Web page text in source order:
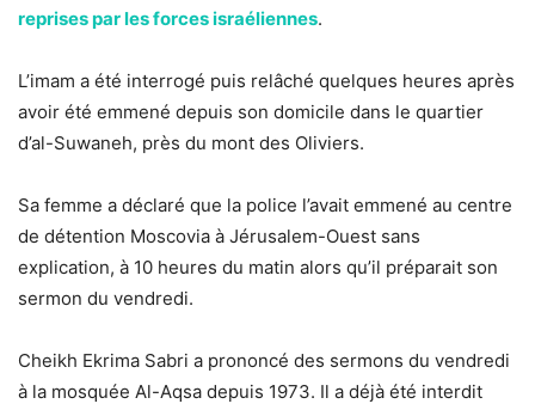
reprises par les forces israéliennes.
L’imam a été interrogé puis relâché quelques heures après
avoir été emmené depuis son domicile dans le quartier
d’al-Suwaneh, près du mont des Oliviers.
Sa femme a déclaré que la police l’avait emmené au centre
de détention Moscovia à Jérusalem-Ouest sans
explication, à 10 heures du matin alors qu’il préparait son
sermon du vendredi.
Cheikh Ekrima Sabri a prononcé des sermons du vendredi
à la mosquée Al-Aqsa depuis 1973. Il a déjà été interdit